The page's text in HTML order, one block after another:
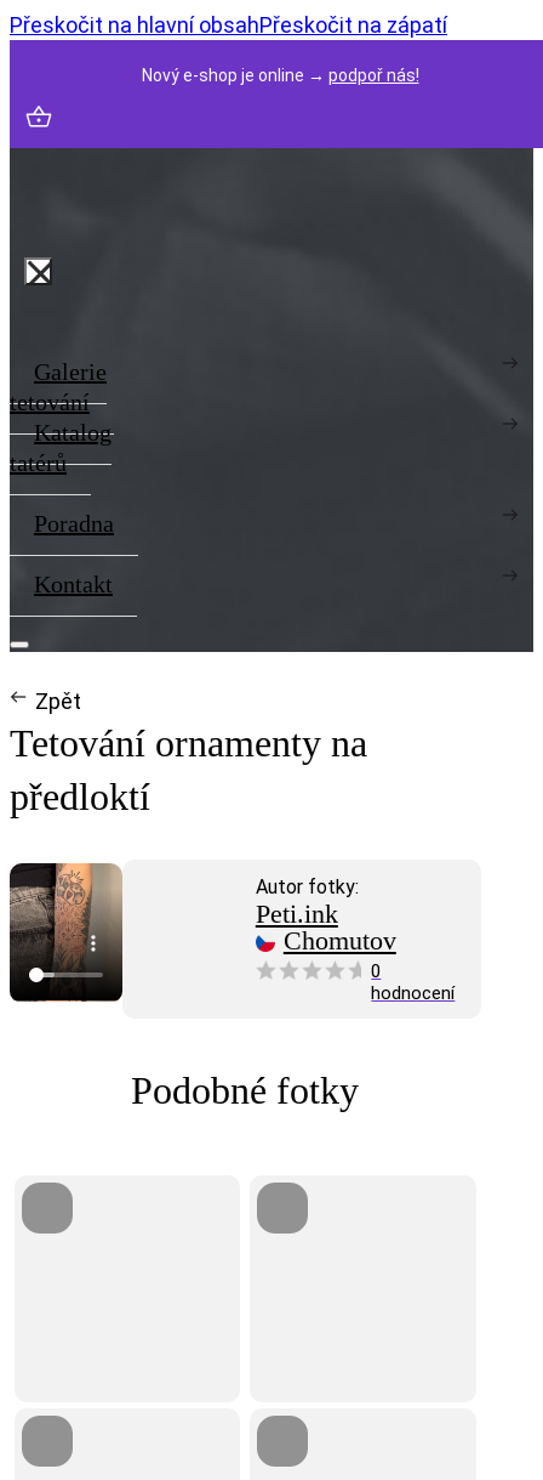
Přeskočit na hlavní obsahPřeskočit na zápatí
Nový e-shop je online → podpoř nás!
Galerie
tetování
Katalog
tatérů
Poradna
Kontakt
Zpět
Autor fotky:
Peti.ink
Chomutov
0
hodnocení
Tetování ornamenty na
předloktí
Podobné fotky